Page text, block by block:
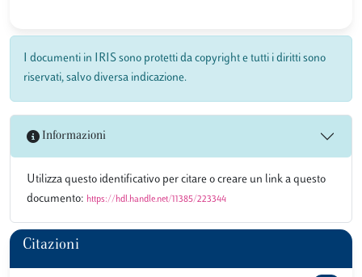
I documenti in IRIS sono protetti da copyright e tutti i diritti sono
riservati, salvo diversa indicazione.
Informazioni
Utilizza questo identificativo per citare o creare un link a questo
documento: https://hdl.handle.net/11385/223344
Citazioni